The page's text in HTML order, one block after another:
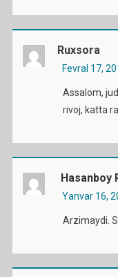
Ruxsora
Fevral 17,
Assalom,
rivoj, katta
Hasanboy
Yanvar 16,
Arzimaydi.